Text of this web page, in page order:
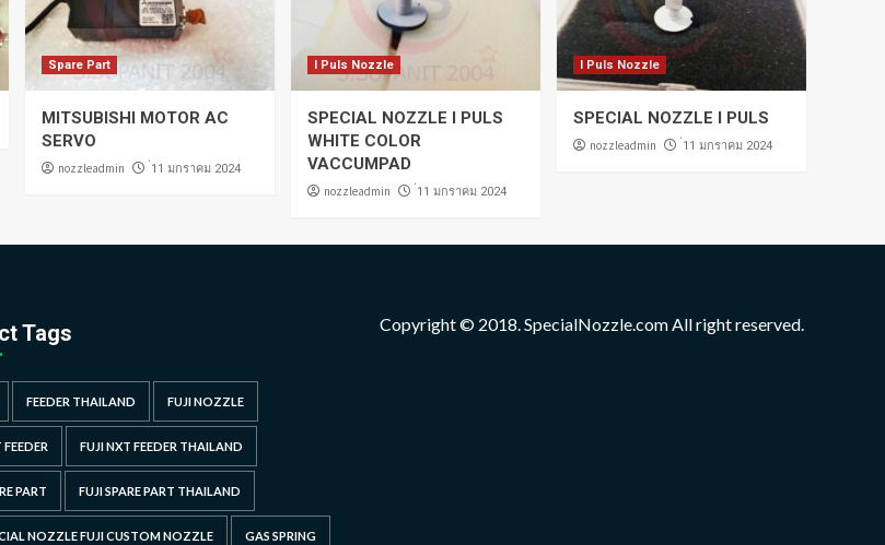
Spare Part
MITSUBISHI MOTOR AC
SERVO
nozzleadmin ่11 มกราคม 2024
I Puls Nozzle
SPECIAL NOZZLE I PULS
WHITE COLOR
VACCUMPAD
nozzleadmin ่11 มกราคม 2024
I Puls Nozzle
SPECIAL NOZZLE I PULS
nozzleadmin ่11 มกราคม 2024
Tags
FEEDER THAILAND FUJI NOZZLE
FUJI NXT FEEDER THAILAND
PART FUJI SPARE PART THAILAND
NOZZLE FUJI CUSTOM NOZZLE GAS SPRING
Copyright © 2018. SpecialNozzle.com All right reserved.